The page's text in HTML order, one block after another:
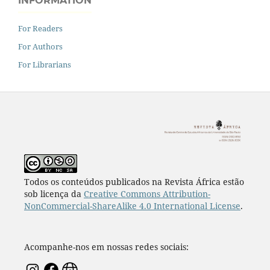
For Readers
For Authors
For Librarians
Todos os conteúdos publicados na Revista África estão
sob licença da Creative Commons Attribution-
NonCommercial-ShareAlike 4.0 International License.
Acompanhe-nos em nossas redes sociais: